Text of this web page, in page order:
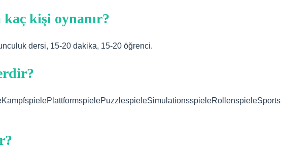
kişi oynanır?
dersi, 15-20 dakika, 15-20 öğrenci.